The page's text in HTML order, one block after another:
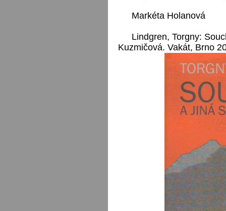
Markéta Holanová
Lindgren, Torgny:
Kuzmičová. Vakát, Brno